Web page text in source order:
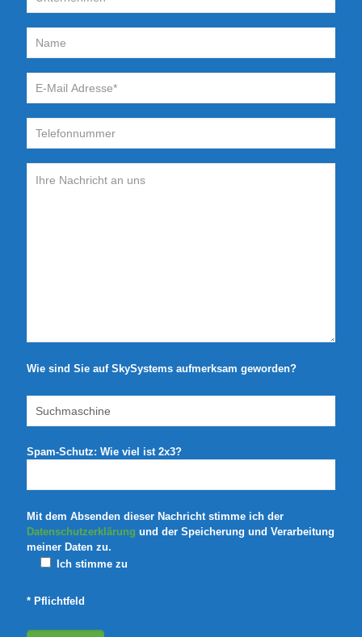
Wie sind Sie auf SkySystems aufmerksam geworden?
Spam-Schutz: Wie viel ist 2x3?
Mit dem Absenden dieser Nachricht stimme ich der
Datenschutzerklärung und der Speicherung und Verarbeitung
meiner Daten zu.
Ich stimme zu
* Pflichtfeld